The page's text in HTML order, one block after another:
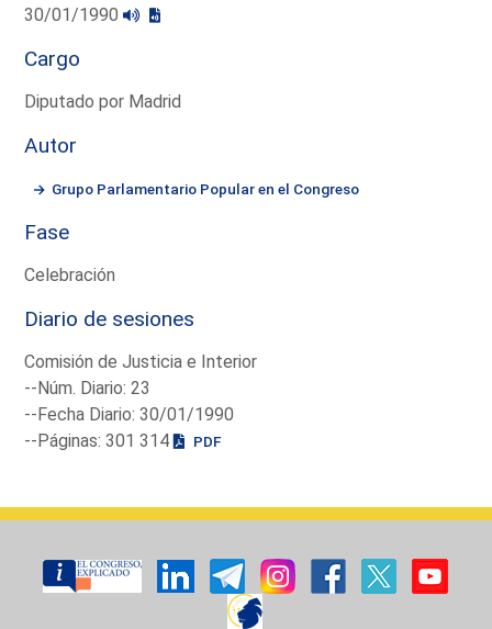
30/01/1990
Cargo
Diputado por Madrid
Autor
Grupo Parlamentario Popular en el Congreso
Fase
Celebración
Diario de sesiones
Comisión de Justicia e Interior
--Núm. Diario: 23
--Fecha Diario: 30/01/1990
--Páginas: 301 314
PDF